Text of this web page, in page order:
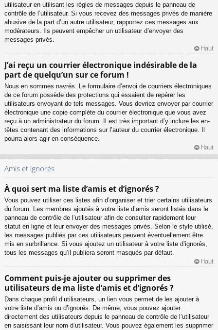
utilisateur en utilisant les règles de messages depuis le panneau de
contrôle de l’utilisateur. Si vous recevez des messages privés de manière
abusive de la part d’un autre utilisateur, rapportez ces messages aux
modérateurs. Ils peuvent empêcher un utilisateur d’envoyer des
messages privés.
Haut
J’ai reçu un courrier électronique indésirable de la
part de quelqu’un sur ce forum !
Nous en sommes navrés. Le formulaire d’envoi de courriers électroniques
de ce forum possède des protections qui essaient de repérer les
utilisateurs envoyant de tels messages. Vous devriez envoyer par courrier
électronique une copie complète du courrier électronique que vous avez
reçu à un administrateur du forum. Il est très important d’y inclure les en-
têtes contenant des informations sur l’auteur du courrier électronique. Il
pourra alors agir en conséquence.
Haut
Amis et ignorés
À quoi sert ma liste d’amis et d’ignorés ?
Vous pouvez utiliser ces listes afin d’organiser et trier certains utilisateurs
du forum. Les membres ajoutés à votre liste d’amis seront listés dans le
panneau de contrôle de l’utilisateur afin de consulter rapidement leur
statut en ligne et leur envoyer des messages privés. Selon le style utilisé,
les messages publiés par ces utilisateurs peuvent éventuellement être
mis en surbrillance. Si vous ajoutez un utilisateur à votre liste d’ignorés,
tous les messages qu’il publiera seront masqués par défaut.
Haut
Comment puis-je ajouter ou supprimer des
utilisateurs de ma liste d’amis et d’ignorés ?
Dans chaque profil d’utilisateurs, un lien vous permet de les ajouter à
votre liste d’amis ou d’ignorés. De même, vous pouvez ajouter
directement des utilisateurs depuis le panneau de contrôle de l’utilisateur
en saisissant leur nom d’utilisateur. Vous pouvez également les supprimer